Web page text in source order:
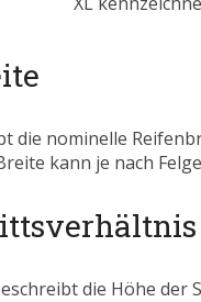
die nominelle
kann je nach
die Höhe